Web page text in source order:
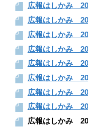
広報はしかみ
広報はしかみ
広報はしかみ
広報はしかみ
広報はしかみ
広報はしかみ
広報はしかみ
広報はしかみ
広報はしかみ